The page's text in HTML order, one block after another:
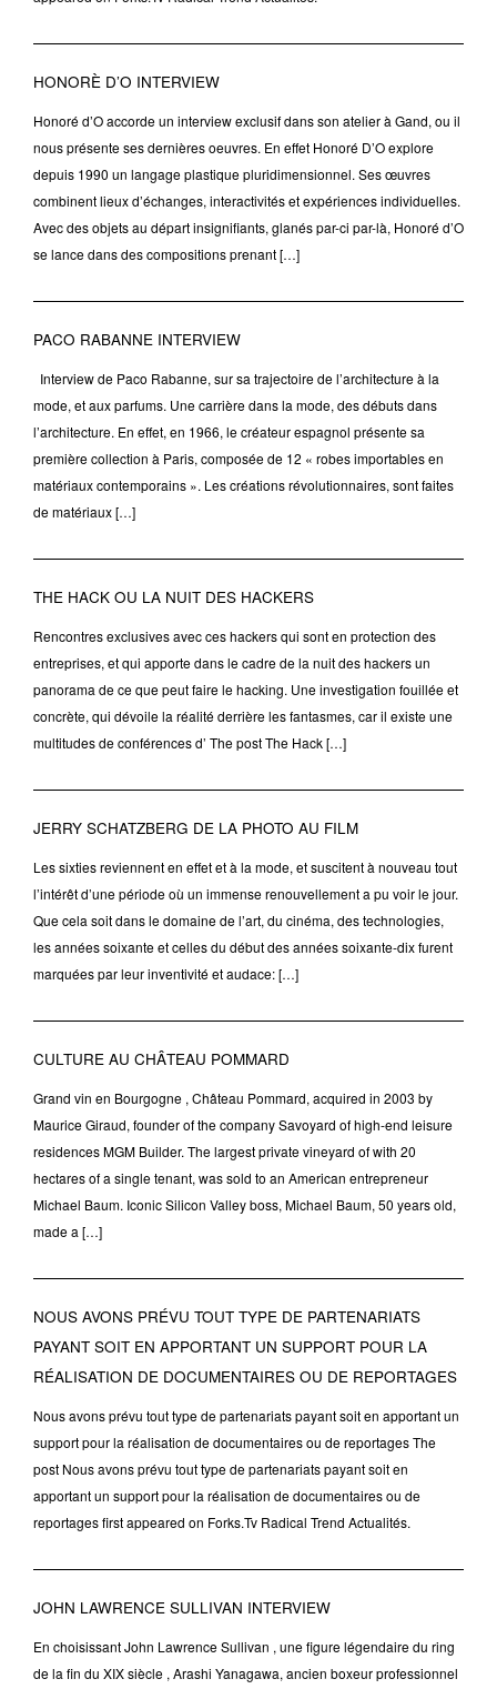
HONORÈ D’O INTERVIEW
Honoré d’O accorde un interview exclusif dans son atelier à Gand, ou il
nous présente ses dernières oeuvres. En effet Honoré D’O explore
depuis 1990 un langage plastique pluridimensionnel. Ses œuvres
combinent lieux d’échanges, interactivités et expériences individuelles.
Avec des objets au départ insignifiants, glanés par-ci par-là, Honoré d’O
se lance dans des compositions prenant […]
PACO RABANNE INTERVIEW
Interview de Paco Rabanne, sur sa trajectoire de l’architecture à la
mode, et aux parfums. Une carrière dans la mode, des débuts dans
l’architecture. En effet, en 1966, le créateur espagnol présente sa
première collection à Paris, composée de 12 « robes importables en
matériaux contemporains ». Les créations révolutionnaires, sont faites
de matériaux […]
THE HACK OU LA NUIT DES HACKERS
Rencontres exclusives avec ces hackers qui sont en protection des
entreprises, et qui apporte dans le cadre de la nuit des hackers un
panorama de ce que peut faire le hacking. Une investigation fouillée et
concrète, qui dévoile la réalité derrière les fantasmes, car il existe une
multitudes de conférences d’ The post The Hack […]
JERRY SCHATZBERG DE LA PHOTO AU FILM
Les sixties reviennent en effet et à la mode, et suscitent à nouveau tout
l’intérêt d’une période où un immense renouvellement a pu voir le jour.
Que cela soit dans le domaine de l’art, du cinéma, des technologies,
les années soixante et celles du début des années soixante-dix furent
marquées par leur inventivité et audace: […]
CULTURE AU CHÂTEAU POMMARD
Grand vin en Bourgogne , Château Pommard, acquired in 2003 by
Maurice Giraud, founder of the company Savoyard of high-end leisure
residences MGM Builder. The largest private vineyard of with 20
hectares of a single tenant, was sold to an American entrepreneur
Michael Baum. Iconic Silicon Valley boss, Michael Baum, 50 years old,
made a […]
NOUS AVONS PRÉVU TOUT TYPE DE PARTENARIATS
PAYANT SOIT EN APPORTANT UN SUPPORT POUR LA
RÉALISATION DE DOCUMENTAIRES OU DE REPORTAGES
Nous avons prévu tout type de partenariats payant soit en apportant un
support pour la réalisation de documentaires ou de reportages The
post Nous avons prévu tout type de partenariats payant soit en
apportant un support pour la réalisation de documentaires ou de
reportages first appeared on Forks.Tv Radical Trend Actualités.
JOHN LAWRENCE SULLIVAN INTERVIEW
En choisissant John Lawrence Sullivan , une figure légendaire du ring
de la fin du XIX siècle , Arashi Yanagawa, ancien boxeur professionnel